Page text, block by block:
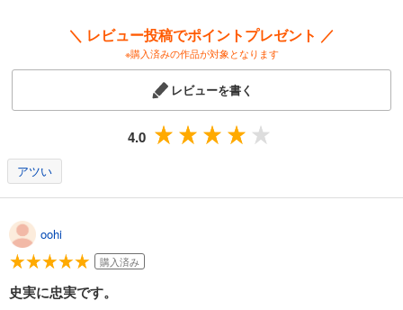
試し読み
あらすじを表示する
【分冊版】竜馬がゆく(14)
【分冊版】竜馬がゆく(15)
＼ レビュー投稿でポイントプレゼント ／
※購入済みの作品が対象となります
レビューを書く
4.0
アツい
oohi
購入済み
史実に忠実です。